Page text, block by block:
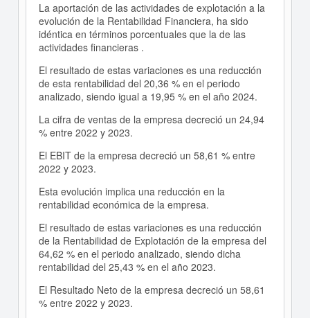
La aportación de las actividades de explotación a la
evolución de la Rentabilidad Financiera, ha sido
idéntica en términos porcentuales que la de las
actividades financieras .
El resultado de estas variaciones es una reducción
de esta rentabilidad del 20,36 % en el periodo
analizado, siendo igual a 19,95 % en el año 2024.
La cifra de ventas de la empresa decreció un 24,94
% entre 2022 y 2023.
El EBIT de la empresa decreció un 58,61 % entre
2022 y 2023.
Esta evolución implica una reducción en la
rentabilidad económica de la empresa.
El resultado de estas variaciones es una reducción
de la Rentabilidad de Explotación de la empresa del
64,62 % en el periodo analizado, siendo dicha
rentabilidad del 25,43 % en el año 2023.
El Resultado Neto de la empresa decreció un 58,61
% entre 2022 y 2023.